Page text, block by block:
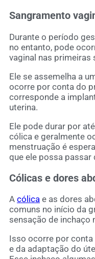
Sangramento
Durante o período
no entanto, pode
vaginal nas primeiras
Ele se assemelha a
ocorre por conta do
corresponde a
uterina.
Ele pode durar por
cólica e geralmente
menstruação é
que ele possa passar
Cólicas e dores
A cólica e as dores
comuns no início da
sensação de inchaço
Isso ocorre por
e da adaptação do